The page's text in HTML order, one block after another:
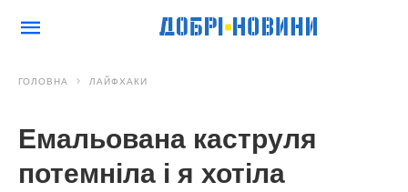
ГОЛОВНА ЛАЙФХАКИ
Емальована каструля
потемніла і я хотіла